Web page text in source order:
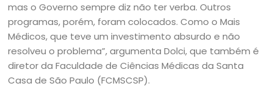
mas o Governo sempre diz não ter verba. Outros
programas, porém, foram colocados. Como o Mais
Médicos, que teve um investimento absurdo e não
resolveu o problema”, argumenta Dolci, que também é
diretor da Faculdade de Ciências Médicas da Santa
Casa de São Paulo (FCMSCSP).